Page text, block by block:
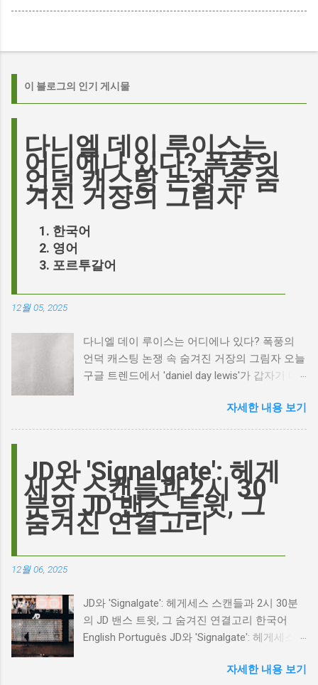
이 블로그의 인기 게시물
다니엘 데이 루이스는
어디에나 있다? 폭풍의
언덕 캐스팅 논쟁 속 숨
겨진 거장의 그림자
한국어
영어
포르투갈어
12월 05, 2025
다니엘 데이 루이스는 어디에나 있다? 폭풍의
언덕 캐스팅 논쟁 속 숨겨진 거장의 그림자 오늘
구글 트렌드에서 'daniel day lewis'가 갑자기 떠
이름이 왜 다시 사람들의 입에 오르내리는 걸까
요? 표면적으로는 마고 로비가 제작하고 주연을
이 그 시작입니다. 하지만 그 이면에는 '연기'라
는 예술에 대한 깊은 갈망과, 완벽주의를 향한
끊임없는 열망이 숨겨져 있습니다. Photo by
Plufow Le Studio on Unsplash 폭풍의 언덕, 그
리고 캐스팅 논쟁의 불씨 최근 몇 주 동안 영화
하는 동시에 우려를 표했습니다. 일부에서는 엘
로디의 이미지가 원작 속 히스클리프와는 다소
거리가 있다는 의견을 제시하며 캐스팅에 대한
한 비판에 대해 "기다려 보세요. 믿으세요. 분명
자세한 내용 보기
JD와 'Signalgate': 헤게
세스 스캔들과 2시 30
분의 JD 밴스 트윗, 그
숨겨진 연결고리
12월 06, 2025
JD와 'Signalgate': 헤게세스 스캔들과 2시 30분
의 JD 밴스 트윗, 그 숨겨진 연결고리 한국어
English Português JD와 'Signalgate': 헤게세스
연결고리 오늘의 구글 트렌드 인기 검색어 'jd'는
자세한 내용 보기